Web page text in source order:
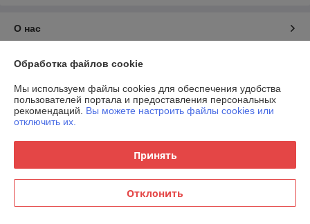
О нас
Контакты
Доставка и оплата
График работы
Политика обработки cookies
Обработка файлов cookie
Мы используем файлы cookies для обеспечения удобства
пользователей портала и предоставления персональных
рекомендаций. Вы можете настроить файлы cookies или
отключить их.
Принять
Отклонить